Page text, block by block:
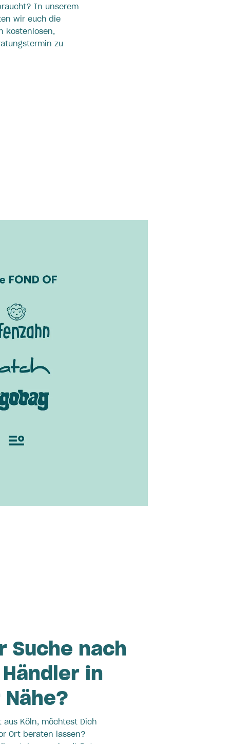
In unserem
wir euch die
kostenlosen,
zu
Suche nach
in
aus Köln, möchtest Dich
Ort beraten lassen?